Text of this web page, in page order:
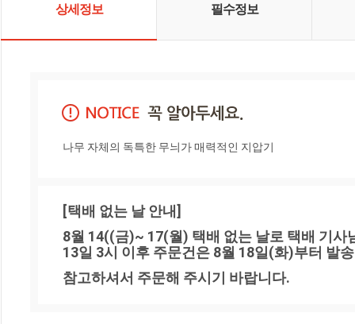
상세정보 필수정보
나무 자체의 독특한 무늬가 매력적인 지압기
[택배 없는 날 안내]
8월 14((금)~ 17(월) 택배 없는 날로 택배 기사
13일 3시 이후 주문건은 8월 18일(화)부터 발
참고하셔서 주문해 주시기 바랍니다.